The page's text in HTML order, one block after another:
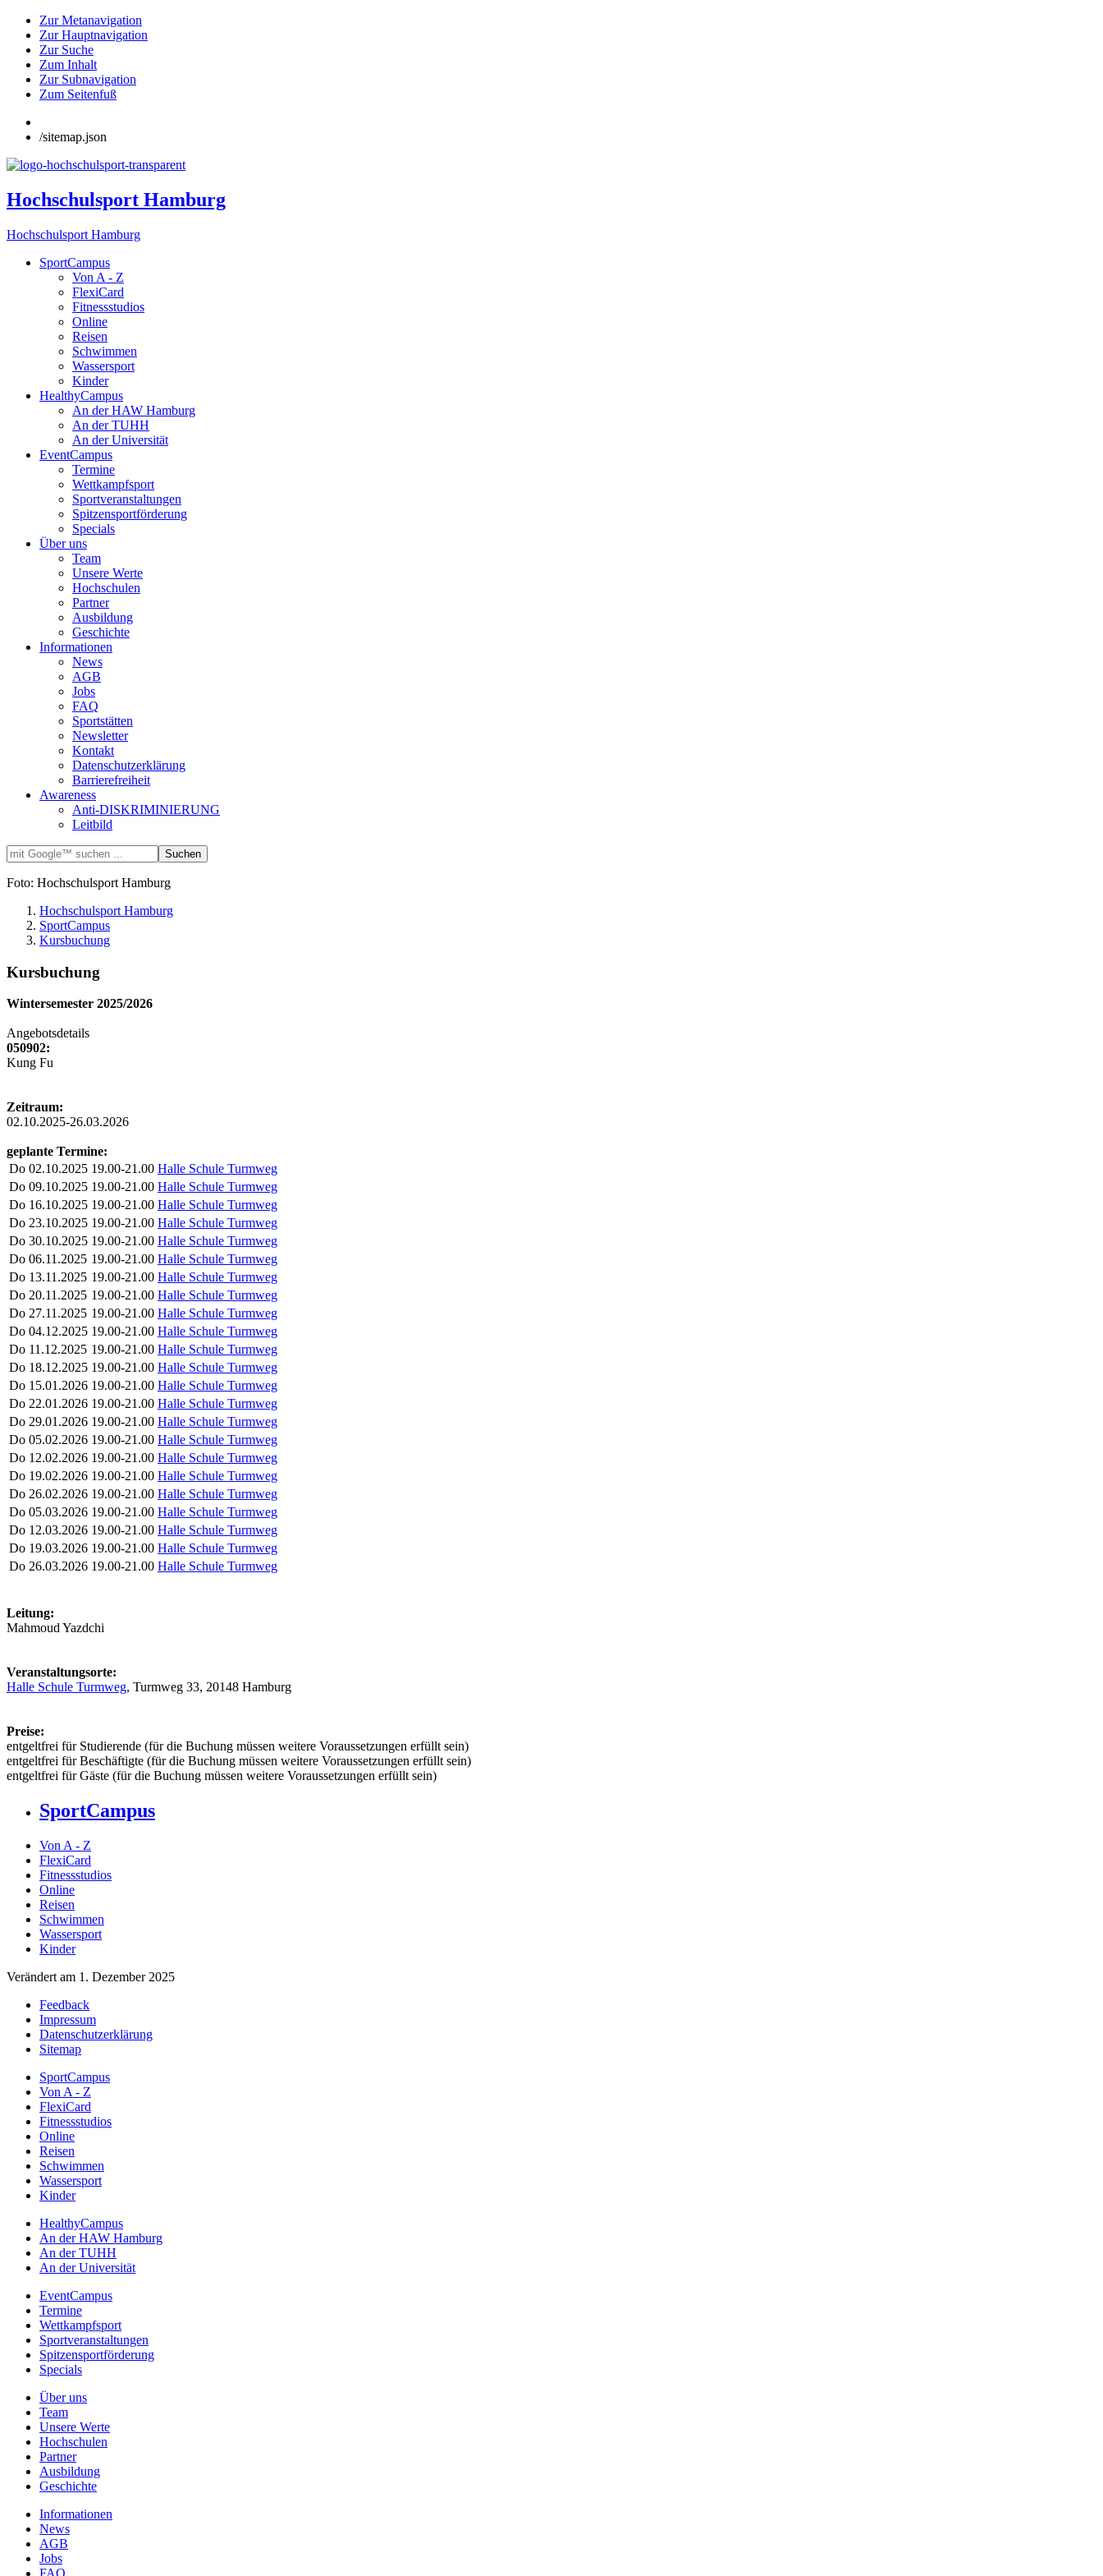
Zur Metanavigation
Zur Hauptnavigation
Zur Suche
Zum Inhalt
Zur Subnavigation
Zum Seitenfuß
/sitemap.json
Hochschulsport Hamburg
Hochschulsport Hamburg
SportCampus
Von A - Z
FlexiCard
Fitnessstudios
Online
Reisen
Schwimmen
Wassersport
Kinder
HealthyCampus
An der HAW Hamburg
An der TUHH
An der Universität
EventCampus
Termine
Wettkampfsport
Sportveranstaltungen
Spitzensportförderung
Specials
Über uns
Team
Unsere Werte
Hochschulen
Partner
Ausbildung
Geschichte
Informationen
News
AGB
Jobs
FAQ
Sportstätten
Newsletter
Kontakt
Datenschutzerklärung
Barrierefreiheit
Awareness
Anti-DISKRIMINIERUNG
Leitbild
Foto: Hochschulsport Hamburg
Hochschulsport Hamburg
SportCampus
Kursbuchung
Kursbuchung
Wintersemester 2025/2026
Angebotsdetails
050902:
Kung Fu
Zeitraum:
02.10.2025-26.03.2026
geplante Termine:
Do 02.10.2025 19.00-21.00 Halle Schule Turmweg
Do 09.10.2025 19.00-21.00 Halle Schule Turmweg
Do 16.10.2025 19.00-21.00 Halle Schule Turmweg
Do 23.10.2025 19.00-21.00 Halle Schule Turmweg
Do 30.10.2025 19.00-21.00 Halle Schule Turmweg
Do 06.11.2025 19.00-21.00 Halle Schule Turmweg
Do 13.11.2025 19.00-21.00 Halle Schule Turmweg
Do 20.11.2025 19.00-21.00 Halle Schule Turmweg
Do 27.11.2025 19.00-21.00 Halle Schule Turmweg
Do 04.12.2025 19.00-21.00 Halle Schule Turmweg
Do 11.12.2025 19.00-21.00 Halle Schule Turmweg
Do 18.12.2025 19.00-21.00 Halle Schule Turmweg
Do 15.01.2026 19.00-21.00 Halle Schule Turmweg
Do 22.01.2026 19.00-21.00 Halle Schule Turmweg
Do 29.01.2026 19.00-21.00 Halle Schule Turmweg
Do 05.02.2026 19.00-21.00 Halle Schule Turmweg
Do 12.02.2026 19.00-21.00 Halle Schule Turmweg
Do 19.02.2026 19.00-21.00 Halle Schule Turmweg
Do 26.02.2026 19.00-21.00 Halle Schule Turmweg
Do 05.03.2026 19.00-21.00 Halle Schule Turmweg
Do 12.03.2026 19.00-21.00 Halle Schule Turmweg
Do 19.03.2026 19.00-21.00 Halle Schule Turmweg
Do 26.03.2026 19.00-21.00 Halle Schule Turmweg
Leitung:
Mahmoud Yazdchi
Veranstaltungsorte:
Halle Schule Turmweg, Turmweg 33, 20148 Hamburg
Preise:
entgeltfrei für Studierende (für die Buchung müssen weitere Voraussetzungen erfüllt sein)
entgeltfrei für Beschäftigte (für die Buchung müssen weitere Voraussetzungen erfüllt sein)
entgeltfrei für Gäste (für die Buchung müssen weitere Voraussetzungen erfüllt sein)
SportCampus
Von A - Z
FlexiCard
Fitnessstudios
Online
Reisen
Schwimmen
Wassersport
Kinder
Verändert am 1. Dezember 2025
Feedback
Impressum
Datenschutzerklärung
Sitemap
SportCampus
Von A - Z
FlexiCard
Fitnessstudios
Online
Reisen
Schwimmen
Wassersport
Kinder
HealthyCampus
An der HAW Hamburg
An der TUHH
An der Universität
EventCampus
Termine
Wettkampfsport
Sportveranstaltungen
Spitzensportförderung
Specials
Über uns
Team
Unsere Werte
Hochschulen
Partner
Ausbildung
Geschichte
Informationen
News
AGB
Jobs
FAQ